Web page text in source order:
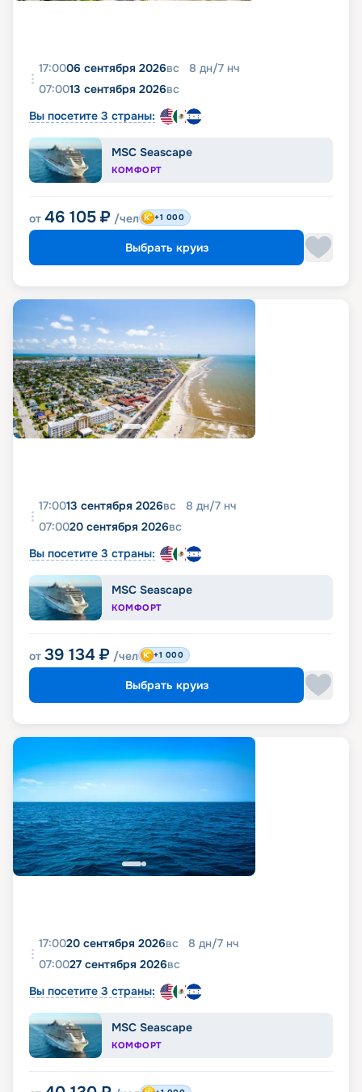
17:0006 сентября 2026вс 8 дн/7 нч
07:0013 сентября 2026вс
Вы посетите 3 страны:
MSC Seascape
КОМФОРТ
от 46 105 ₽ /чел +1 000
Выбрать круиз
17:0013 сентября 2026вс 8 дн/7 нч
07:0020 сентября 2026вс
Вы посетите 3 страны:
MSC Seascape
КОМФОРТ
от 39 134 ₽ /чел +1 000
Выбрать круиз
17:0020 сентября 2026вс 8 дн/7 нч
07:0027 сентября 2026вс
Вы посетите 3 страны:
MSC Seascape
КОМФОРТ